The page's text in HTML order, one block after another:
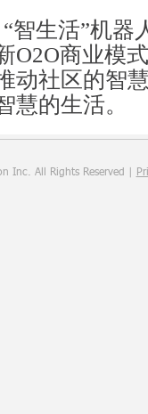
生活”机器
O2O商业模
动社区的智
慧的生活。
Inc. All Rights Reserved |